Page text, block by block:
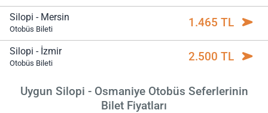
Silopi - Mersin
Otobüs Bileti 1.465 TL
Silopi - İzmir
Otobüs Bileti 2.500 TL
Uygun Silopi - Osmaniye Otobüs Seferlerinin
Bilet Fiyatları